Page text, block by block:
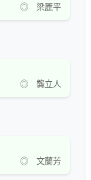
◎ 梁麗平
◎ 龔立人
◎ 文蘭芳